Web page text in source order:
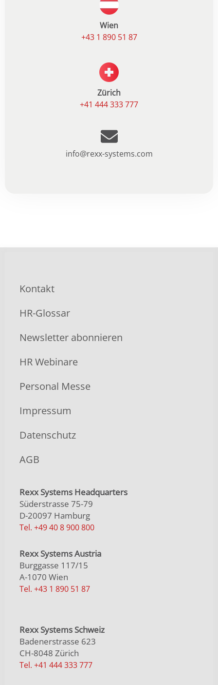
Wien
+43 1 890 51 87
Zürich
+41 444 333 777
info@rexx-systems.com
Kontakt
HR-Glossar
Newsletter abonnieren
HR Webinare
Personal Messe
Impressum
Datenschutz
AGB
Rexx Systems Headquarters
Süderstrasse 75-79
D-20097 Hamburg
Tel. +49 40 8 900 800
Rexx Systems Austria
Burggasse 117/15
A-1070 Wien
Tel. +43 1 890 51 87
Rexx Systems Schweiz
Badenerstrasse 623
CH-8048 Zürich
Tel. +41 444 333 777